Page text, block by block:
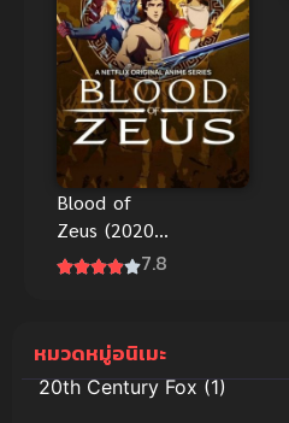
Blood of
Zeus (2020)
มหาศึกโลหิต7.8
หมวดหมู่อนิเมะ
20th Century Fox(1)